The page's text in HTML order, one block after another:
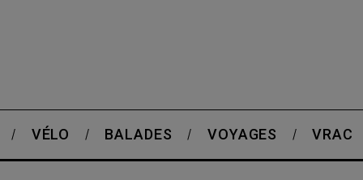
VÉLO BALADES VOYAGES VRAC